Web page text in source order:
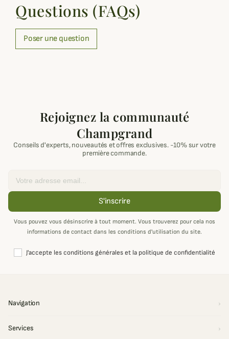
Questions (FAQs)
Poser une question
Rejoignez la communauté
Champgrand
Conseils d'experts, nouveautés et offres exclusives. -10% sur votre
première commande.
S'inscrire
Vous pouvez vous désinscrire à tout moment. Vous trouverez pour cela nos
informations de contact dans les conditions d'utilisation du site.
J'accepte les conditions générales et la politique de confidentialité
Navigation
Services